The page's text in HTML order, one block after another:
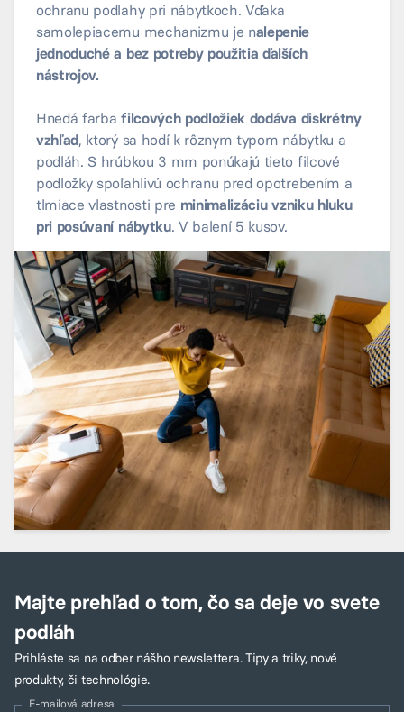
ochranu podlahy pri nábytkoch. Vďaka
samolepiacemu mechanizmu je nalepenie
jednoduché a bez potreby použitia ďalších
nástrojov.
Hnedá farbafilcových podložiek dodáva diskrétny
vzhľad, ktorý sa hodí k rôznym typom nábytku a
podláh. S hrúbkou 3 mm ponúkajú tieto filcové
podložky spoľahlivú ochranu pred opotrebením a
tlmiace vlastnosti pre minimalizáciu vzniku hluku
pri posúvaní nábytku. V balení 5 kusov.
Majte prehľad o tom, čo sa deje vo svete
podláh
Prihláste sa na odber nášho newslettera. Tipy a triky, nové
produkty, či technológie.
E-mailová adresa